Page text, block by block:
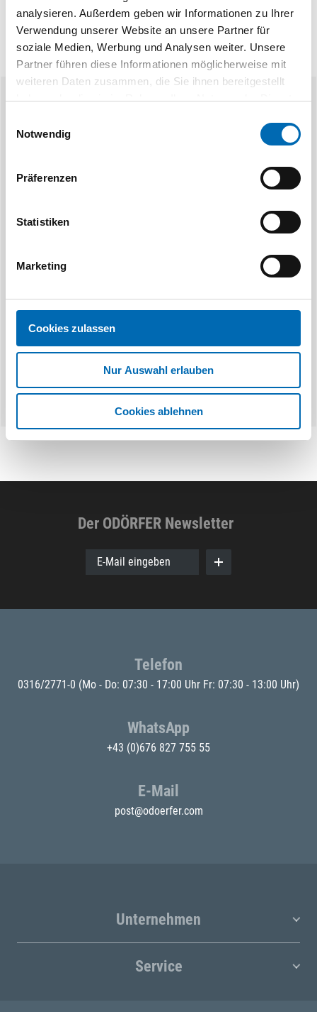
analysieren. Außerdem geben wir Informationen zu Ihrer
Verwendung unserer Website an unsere Partner für
soziale Medien, Werbung und Analysen weiter. Unsere
Partner führen diese Informationen möglicherweise mit
weiteren Daten zusammen, die Sie ihnen bereitgestellt
haben oder die sie im Rahmen Ihrer Nutzung der Dienste
Notwendig
Präferenzen
Statistiken
Marketing
Cookies zulassen
Nur Auswahl erlauben
Cookies ablehnen
Diamanttrennscheibe Fliesen
2 Ausführungen
Der ODÖRFER Newsletter
E-Mail eingeben
Telefon
0316/2771-0 (Mo - Do: 07:30 - 17:00 Uhr Fr: 07:30 - 13:00 Uhr)
WhatsApp
+43 (0)676 827 755 55
E-Mail
post@odoerfer.com
Unternehmen
Service